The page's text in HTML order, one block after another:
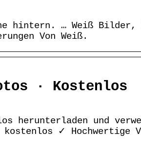
hintern. … Weiß Bilder,
Von Weiß.
· Kostenlos
herunterladen und
✓ Hochwertige